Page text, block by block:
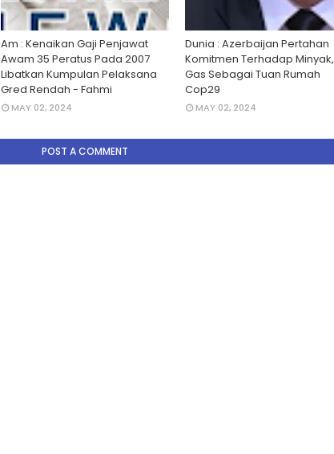
Am : Kenaikan Gaji Penjawat
Awam 35 Peratus Pada 2007
Libatkan Kumpulan Pelaksana
Gred Rendah - Fahmi
MAY 02, 2024
Dunia : Azerbaijan Pertahan
Komitmen Terhadap Minyak,
Gas Sebagai Tuan Rumah
Cop29
MAY 02, 2024
POST A COMMENT